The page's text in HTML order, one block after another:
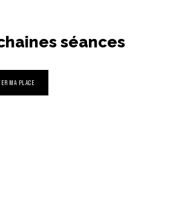
séances
MA PLACE